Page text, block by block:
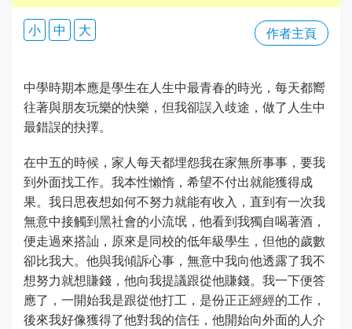
作者主頁
小 中 大
中學時期本應是學生在人生中最青春的時光，每天都嚮
往著與朋友玩樂的快樂，但我卻誤入歧途，做了人生中
最錯誤的抉擇。
在中五的時候，家人每天都埋怨我在家無所事事，要我
到外面找工作。我本性懶惰，希望不付出就能獲得成
果。我日思夜想如何不努力就能有收入，直到有一次我
無意中接觸到黑社會的小流氓，他看到我獨自喝著酒，
便走過來搭訕，原來是同校的低年級學生，但他的歲數
卻比我大。他與我傾訴心事，無意中我向他透露了我不
想努力就想賺錢，他向我提議跟從他賺錢。我一下便答
應了，一開始我是跟從他打工，是份正正經經的工作，
後來我好像獲得了他對我的信任，他開始向外面的人介